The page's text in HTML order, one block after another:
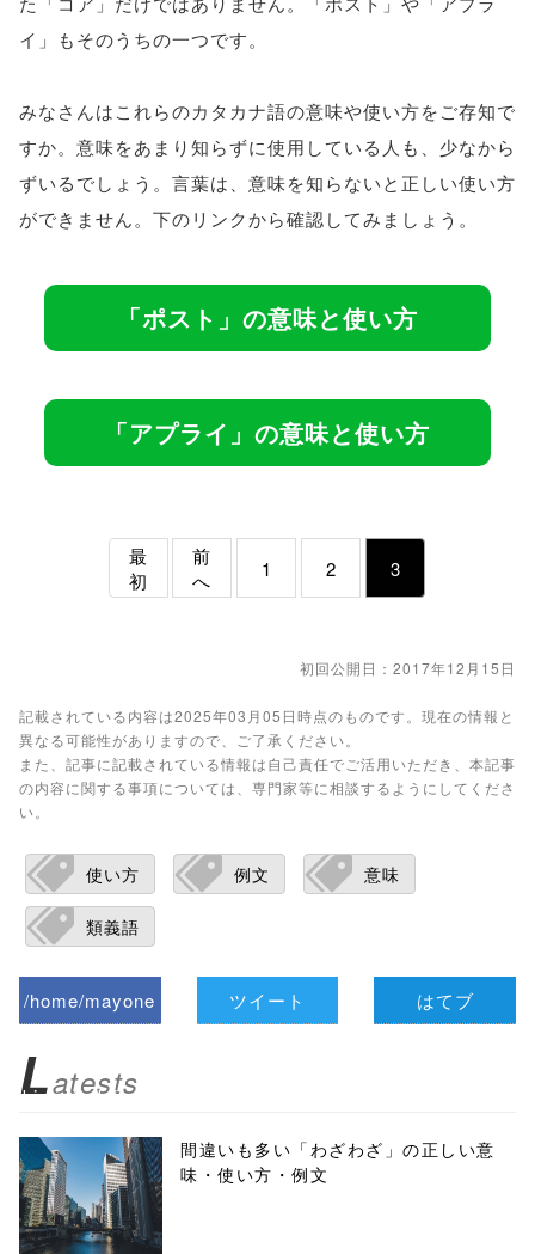
イ」もそのうちの一つです。
みなさんはこれらのカタカナ語の意味や使い方をご存知で
すか。意味をあまり知らずに使用している人も、少なから
ずいるでしょう。言葉は、意味を知らないと正しい使い方
ができません。下のリンクから確認してみましょう。
「ポスト」の意味と使い方
「アプライ」の意味と使い方
最
初
前
へ
1 2 3
初回公開日：2017年12月15日
記載されている内容は2025年03月05日時点のものです。現在の情報と
異なる可能性がありますので、ご了承ください。
また、記事に記載されている情報は自己責任でご活用いただき、本記事
の内容に関する事項については、専門家等に相談するようにしてくださ
い。
使い方 例文 意味
類義語
/home/mayone
biz.jp/public_ht
ml/wp-
content/themes
/tapbiz_theme/
ツイート はてブ
Latests
間違いも多い「わざわざ」の正しい意
味・使い方・例文